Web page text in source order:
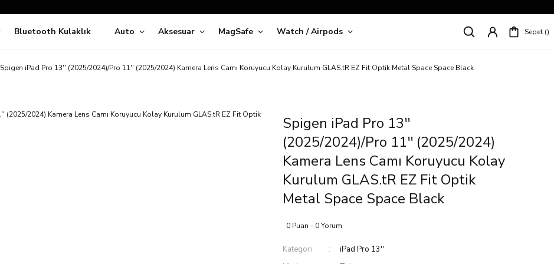
Siparişleriniz
5 İş Günü İçerisinde Kargoda!
Kapıda Ödeme Kolaylığı, Kredi Kartı ile Taksitli Hızlı ve Güvenli Alışveriş!
Süper İndirimli Fiyatlar
Bluetooth Kulaklık Auto Aksesuar MagSafe Watch / Airpods Sepet
Spigen iPad Pro 13'' (2025/2024)/Pro 11'' (2025/2024) Kamera Lens Camı Koruyucu Kolay Kurulum GLAS.tR EZ Fit Optik Metal Space Space Black
Spigen iPad Pro 13''
(2025/2024)/Pro 11'' (2025/2024)
Kamera Lens Camı Koruyucu Kolay
Kurulum GLAS.tR EZ Fit Optik
Metal Space Space Black
0 Puan - 0 Yorum
Kategori
iPad Pro 13''